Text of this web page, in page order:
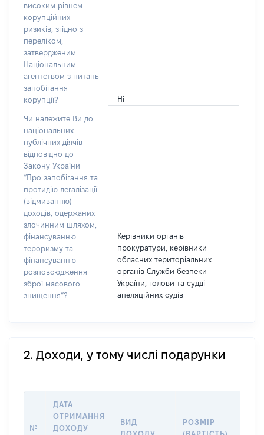
високим рівнем
корупційних
ризиків, згідно з
переліком,
затвердженим
Національним
агентством з питань
запобігання
корупції?
Ні
Чи належите Ви до
національних
публічних діячів
відповідно до
Закону України
“Про запобігання та
протидію легалізації
(відмиванню)
доходів, одержаних
злочинним шляхом,
фінансуванню
тероризму та
фінансуванню
розповсюдження
зброї масового
знищення”?
Керівники органів
прокуратури, керівники
обласних територіальних
органів Служби безпеки
України, голови та судді
апеляційних судів
2. Доходи, у тому числі подарунки
№
ДАТА
ОТРИМАННЯ
ДОХОДУ
ВИД
РОЗМІР